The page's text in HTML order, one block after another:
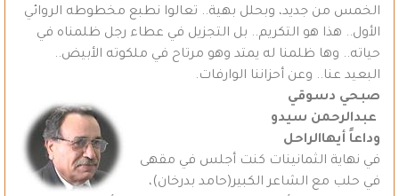
الخمس من جديد، وبحلل بهية.. تعالوا نطبع مخطوطه الروائي
الأول.. هذا هو التكريم.. بل التجزيل في عطاء رجل ظلمناه في
حياته.. وها ظلمنا له يمتد وهو مرتاح في ملكوته الأبيض..
البعيد عنا.. وعن أحزاننا الوارفات.
صبحي دسوقي
عبدالرحمن سيدو
وداعاً أيهاالراحل
في نهاية الثمانينات كنت أجلس في مقهى
في حلب مع الشاعر الكبير(حامد بدرخان)،